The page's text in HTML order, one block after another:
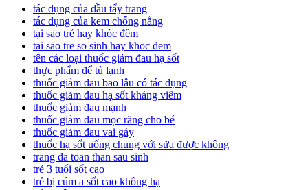
tác dụng của dầu tẩy trang
tác dụng của kem chống nắng
tại sao trẻ hay khóc đêm
tai sao tre so sinh hay khoc dem
tên các loại thuốc giảm đau hạ sốt
thực phẩm để tủ lạnh
thuốc giảm đau bao lâu có tác dụng
thuốc giảm đau hạ sốt kháng viêm
thuốc giảm đau mạnh
thuốc giảm đau mọc răng cho bé
thuốc giảm đau vai gáy
thuốc hạ sốt uống chung với sữa được không
trang da toan than sau sinh
trẻ 3 tuổi sốt cao
trẻ bị cúm a sốt cao không hạ